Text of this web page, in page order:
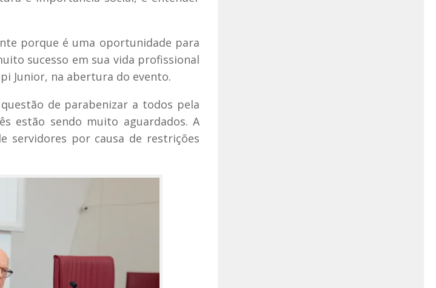
porque é uma oportunidade para
sucesso em sua vida profissional
Junior, na abertura do evento.
de parabenizar a todos pela
estão sendo muito aguardados. A
servidores por causa de restrições